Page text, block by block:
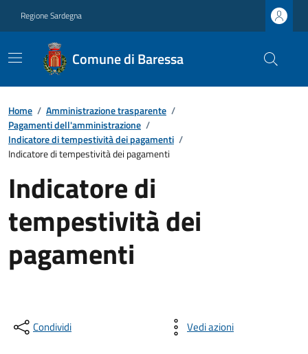
Regione Sardegna
Comune di Baressa
Home / Amministrazione trasparente /
Pagamenti dell'amministrazione /
Indicatore di tempestività dei pagamenti /
Indicatore di tempestività dei pagamenti
Indicatore di
tempestività dei
pagamenti
Condividi Vedi azioni